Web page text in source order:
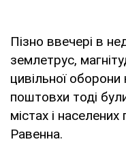
Пізно ввечері в
землетрус,
цивільної оборони
поштовхи тоді
містах і населених
Равенна.